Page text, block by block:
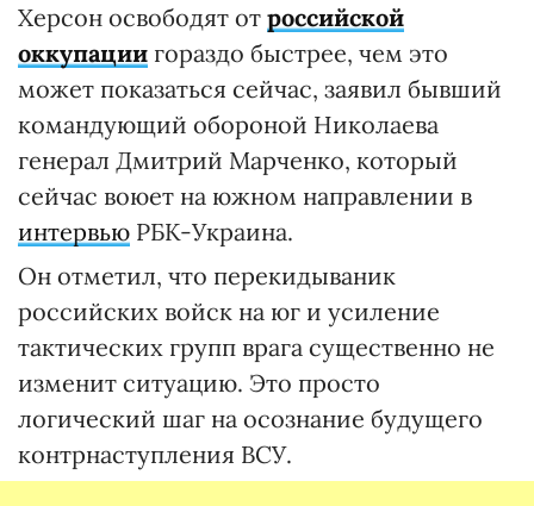
Херсон освободят от российской
оккупации гораздо быстрее, чем это
может показаться сейчас, заявил бывший
командующий обороной Николаева
генерал Дмитрий Марченко, который
сейчас воюет на южном направлении в
интервью РБК-Украина.
Он отметил, что перекидываник
российских войск на юг и усиление
тактических групп врага существенно не
изменит ситуацию. Это просто
логический шаг на осознание будущего
контрнаступления ВСУ.